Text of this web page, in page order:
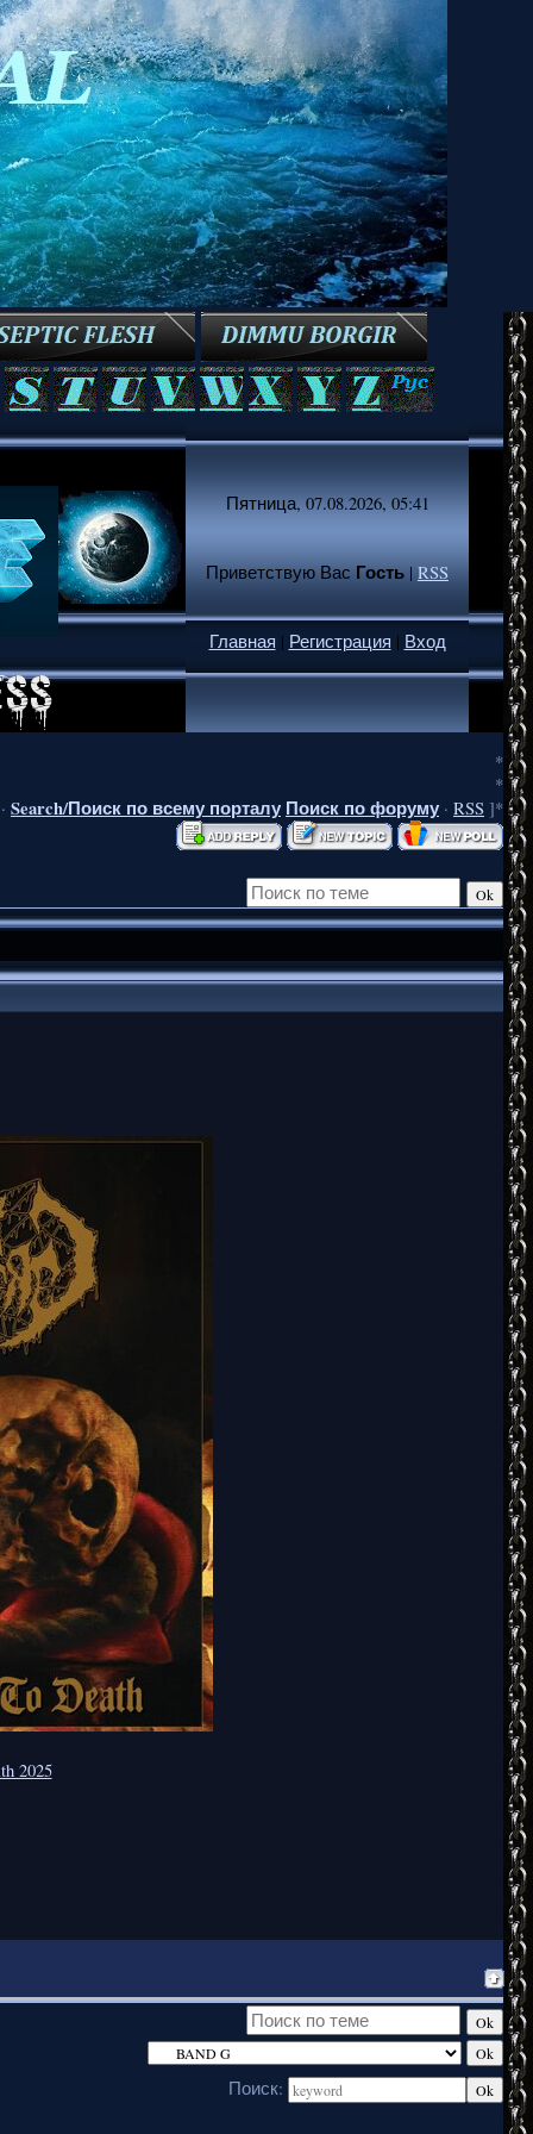
Пятница, 07.08.2026, 05:41
Приветствую Вас Гость|RSS
Главная | Регистрация | Вход
*
*
Search/Поиск по всему порталу Поиск по форуму · RSS ]*
2025
Поиск: